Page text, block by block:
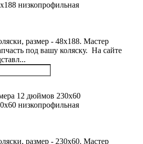
низкопрофильная
размер - 48х188. Мастер
под вашу коляску. На сайте
низкопрофильная
размер - 230х60. Мастер